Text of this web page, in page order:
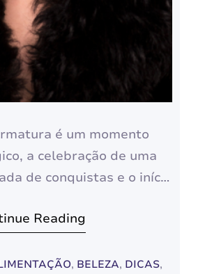
é um momento
a celebração de uma
de conquistas e o início
noite seja ainda mais
fundamental na
Reading
, BELEZA, DICAS